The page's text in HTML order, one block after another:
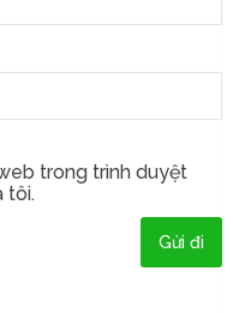
trong trình duyệt
tôi.